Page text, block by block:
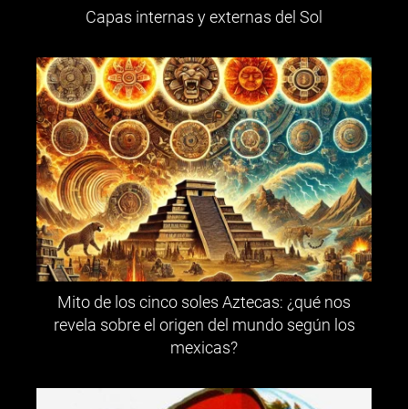
Capas internas y externas del Sol
Mito de los cinco soles Aztecas: ¿qué nos
revela sobre el origen del mundo según los
mexicas?